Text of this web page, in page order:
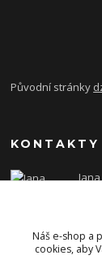
Původní stránky
KONTAKTY
Náš e-shop a
cookies, aby